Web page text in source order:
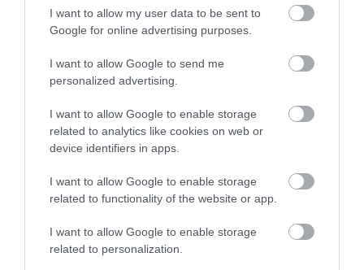
I want to allow my user data to be sent to
Google for online advertising purposes.
I want to allow Google to send me
personalized advertising.
I want to allow Google to enable storage
related to analytics like cookies on web or
device identifiers in apps.
I want to allow Google to enable storage
related to functionality of the website or app.
I want to allow Google to enable storage
related to personalization.
4 h 2 min
This Simple Trick Removes All Parasites From
Your Body!